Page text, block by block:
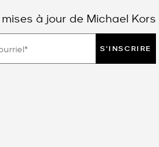
à jour de Michael Kors
S'INSCRIRE